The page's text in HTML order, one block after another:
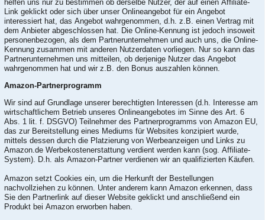
helfen uns nur zu bestimmen ob derselbe Nutzer, der auf einen Affiliate-
Link geklickt oder sich über unser Onlineangebot für ein Angebot
interessiert hat, das Angebot wahrgenommen, d.h. z.B. einen Vertrag mit
dem Anbieter abgeschlossen hat. Die Online-Kennung ist jedoch insoweit
personenbezogen, als dem Partnerunternehmen und auch uns, die Online-
Kennung zusammen mit anderen Nutzerdaten vorliegen. Nur so kann das
Partnerunternehmen uns mitteilen, ob derjenige Nutzer das Angebot
wahrgenommen hat und wir z.B. den Bonus auszahlen können.
Amazon-Partnerprogramm
Wir sind auf Grundlage unserer berechtigten Interessen (d.h. Interesse am
wirtschaftlichem Betrieb unseres Onlineangebotes im Sinne des Art. 6
Abs. 1 lit. f. DSGVO) Teilnehmer des Partnerprogramms von Amazon EU,
das zur Bereitstellung eines Mediums für Websites konzipiert wurde,
mittels dessen durch die Platzierung von Werbeanzeigen und Links zu
Amazon.de Werbekostenerstattung verdient werden kann (sog. Affiliate-
System). D.h. als Amazon-Partner verdienen wir an qualifizierten Käufen.
Amazon setzt Cookies ein, um die Herkunft der Bestellungen
nachvollziehen zu können. Unter anderem kann Amazon erkennen, dass
Sie den Partnerlink auf dieser Website geklickt und anschließend ein
Produkt bei Amazon erworben haben.